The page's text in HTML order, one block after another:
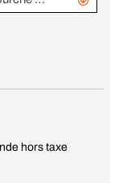
hors taxe